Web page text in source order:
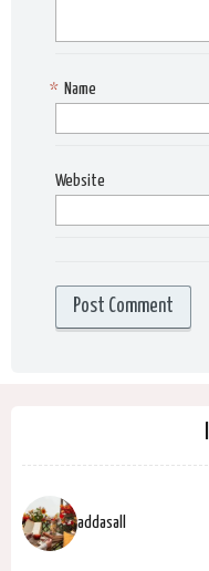
Name
*
Website
addasall